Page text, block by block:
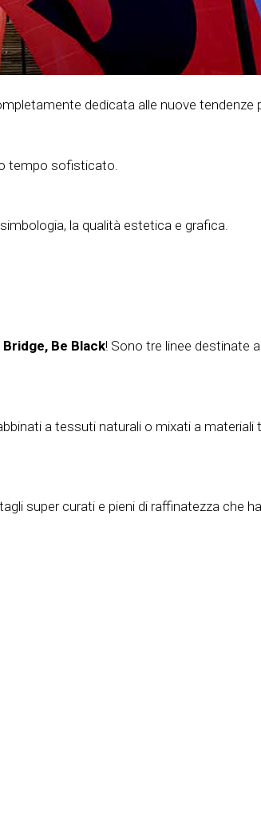
dedicata alle nuove tendenze
tempo sofisticato.
la qualità estetica e grafica.
Bridge, Be Black! Sono tre linee destinate
a tessuti naturali o mixati a
super curati e pieni di raffinatezza che